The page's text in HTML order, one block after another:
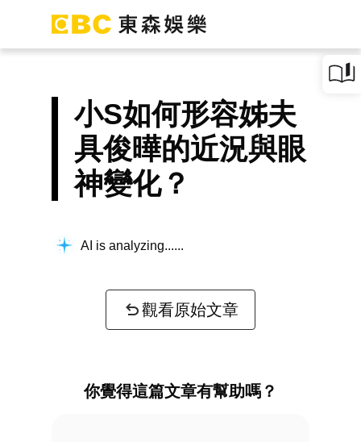
小S如何形容姊夫
具俊曄的近況與眼
神變化？
AI is analyzing...
觀看原始文章
你覺得這篇文章有幫助嗎？